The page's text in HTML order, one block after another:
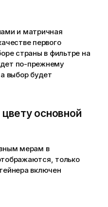
и матричная
первого
страны в фильтре на
по-прежнему
выбор будет
основной
мерам в
только
включен